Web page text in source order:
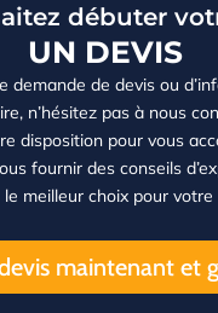
débuter
UN DEVIS
demande de devis ou
n’hésitez pas à nous
disposition pour vous
fournir des conseils
meilleur choix pour votre
maintenant et